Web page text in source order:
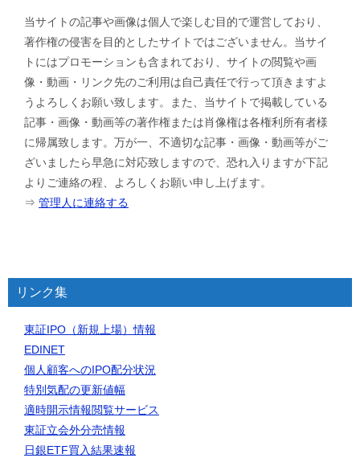
当サイトの記事や画像は個人で楽しむ目的で運営しており、
著作権の侵害を目的としたサイトではございません。当サイ
トにはプロモーションも含まれており、サイトの閲覧や画
像・動画・リンク先のご利用は自己責任で行って頂きますよ
うよろしくお願い致します。また、当サイトで掲載している
記事・画像・動画等の著作権または肖像権は各権利所有者様
に帰属致します。万が一、不適切な記事・画像・動画等がご
ざいましたら早急に対応致しますので、恐れ入りますが下記
よりご連絡の程、よろしくお願い申し上げます。
⇒ 管理人に連絡する
リンク集
東証IPO（新規上場）情報
EDINET
個人顧客へのIPO配分状況
特別気配の更新値幅
適時開示情報閲覧サービス
東証立会外分売情報
日銀ETF買入結果速報